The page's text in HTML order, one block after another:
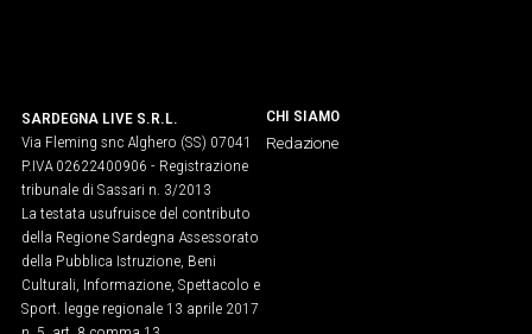
SARDEGNA LIVE S.R.L.
Via Fleming snc Alghero (SS) 07041
P.IVA 02622400906 - Registrazione
tribunale di Sassari n. 3/2013
La testata usufruisce del contributo
della Regione Sardegna Assessorato
della Pubblica Istruzione, Beni
Culturali, Informazione, Spettacolo e
Sport. legge regionale 13 aprile 2017
CHI SIAMO
Redazione